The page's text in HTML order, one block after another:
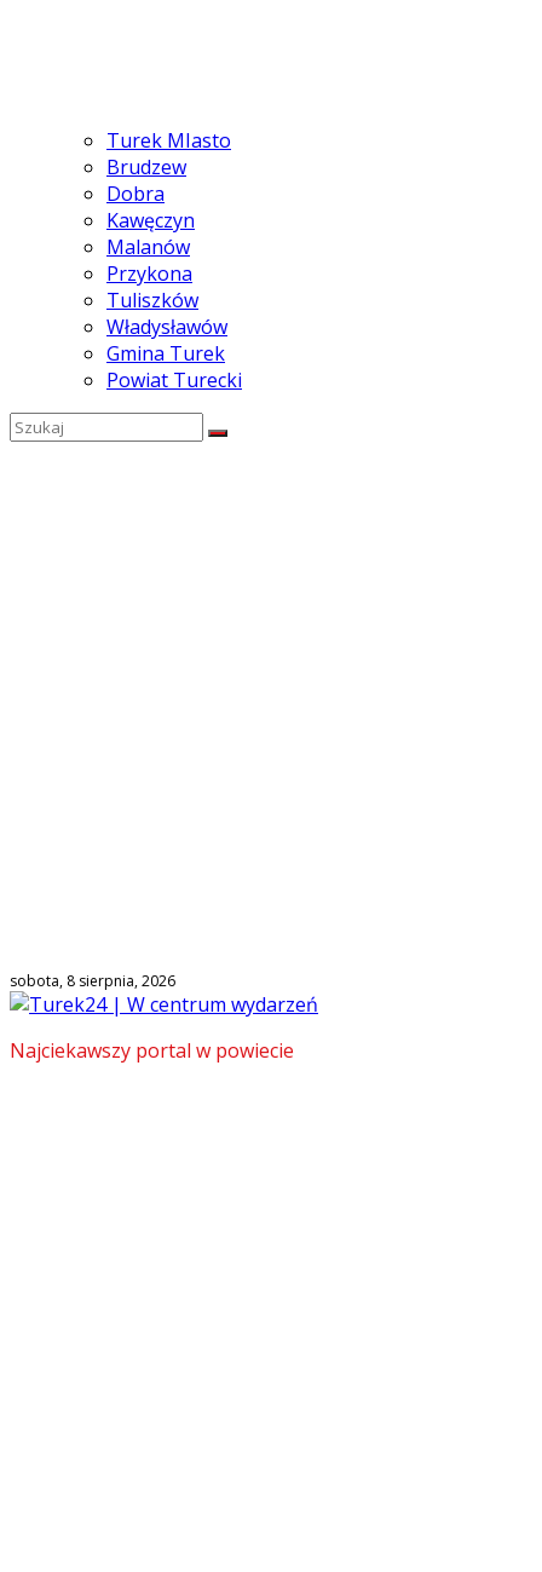
Turek MIasto
Brudzew
Dobra
Kawęczyn
Malanów
Przykona
Tuliszków
Władysławów
Gmina Turek
Powiat Turecki
sobota, 8 sierpnia, 2026
Najciekawszy portal w powiecie